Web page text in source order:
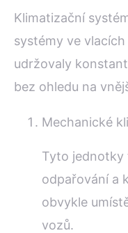
Klimatizační
systémy ve
udržovaly
bez ohledu na
Mechanické
Tyto jednotky
odpařování a
obvykle
vozů.